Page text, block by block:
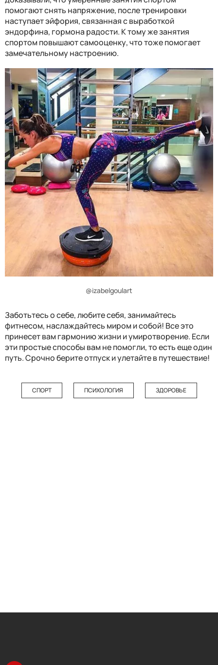
помогают снять напряжение, после тренировки
наступает эйфория, связанная с выработкой
эндорфина, гормона радости. К тому же занятия
спортом повышают самооценку, что тоже помогает
замечательному настроению.
@izabelgoulart
Заботьтесь о себе, любите себя, занимайтесь
фитнесом, наслаждайтесь миром и собой! Все это
принесет вам гармонию жизни и умиротворение. Если
эти простые способы вам не помогли, то есть еще один
путь. Срочно берите отпуск и улетайте в путешествие!
СПОРТ ПСИХОЛОГИЯ ЗДОРОВЬЕ